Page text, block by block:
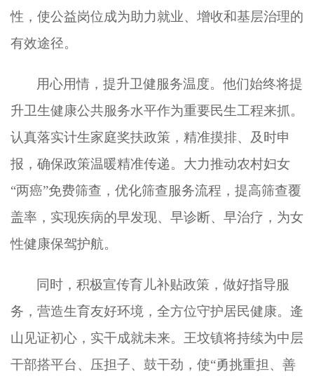
性，使公益岗位成为助力就业、增收和基层治理的
有效途径。
用心用情，提升卫健服务温度。 他们始终将提
升卫生健康公共服务水平作为重要民生工程来抓。
认真落实计生家庭奖扶政策，精准摸排、及时申
报，确保政策温暖精准传递。大力推动农村妇女
“两癌”免费筛查，优化筛查服务流程，提高筛查覆
盖率，实现疾病的早发现、早诊断、早治疗，为女
性健康保驾护航。
同时，积极宣传育儿补贴政策，做好指导服
务，营造生育友好环境，全方位守护居民健康。逄
山见证初心，实干成就未来。王坟镇将持续为中层
干部搭平台、压担子、鼓干劲，使“勇挑重担、善